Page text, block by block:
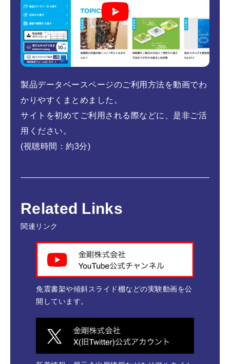
製品データベースページのご利用方法を動画でわ
かりやすくまとめました。
サイトを初めてご利用される際などに、是非ご活
用ください。
(視聴時間：約3分)
Related Links
関連リンク
免震書架や傾斜スライド棚などの実験動画を公
開しています。